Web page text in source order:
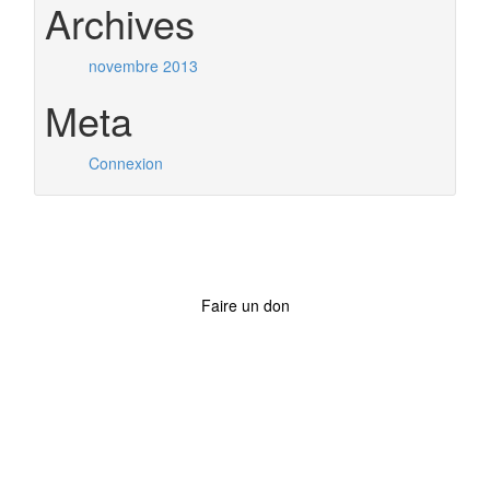
Archives
novembre 2013
Meta
Connexion
Faire un don